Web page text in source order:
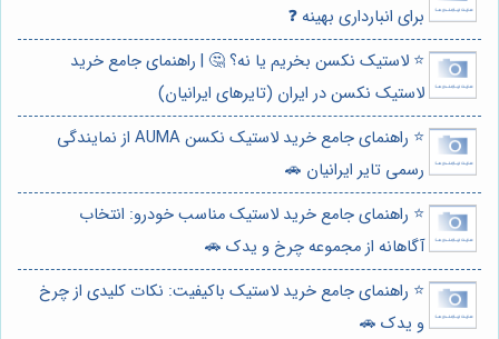
برای انبارداری بهینه ❓
⭐️ لاستیک نکسن بخریم یا نه؟ 🤔 | راهنمای جامع خرید
لاستیک نکسن در ایران (تایرهای ایرانیان)
⭐️ راهنمای جامع خرید لاستیک نکسن AUMA از نمایندگی
رسمی تایر ایرانیان 🚗
⭐️ راهنمای جامع خرید لاستیک مناسب خودرو: انتخاب
آگاهانه از مجموعه چرخ و یدک 🚗
⭐️ راهنمای جامع خرید لاستیک باکیفیت: نکات کلیدی از چرخ
و یدک 🚗